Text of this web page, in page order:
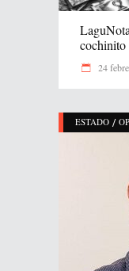
cochinito
24
ESTADO /